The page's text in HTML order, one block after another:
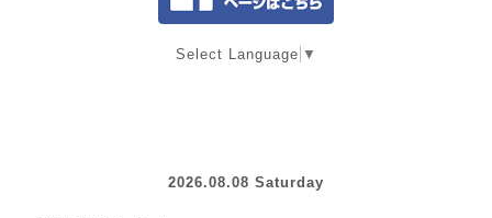
Select Language ▼
2026.08.08 Saturday